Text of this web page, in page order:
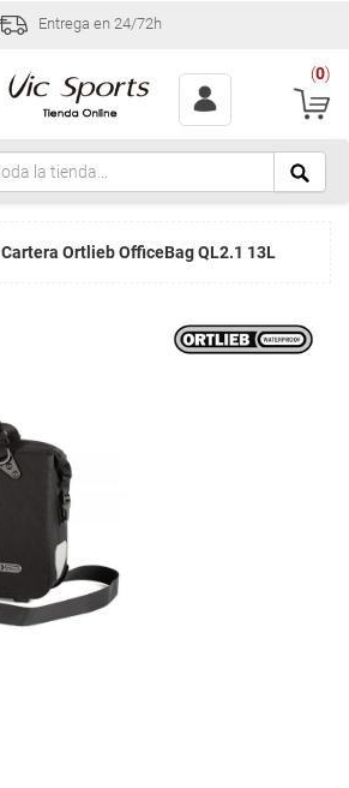
Entrega en 24/72h
(0)
Cartera Ortlieb OfficeBag QL2.1 13L